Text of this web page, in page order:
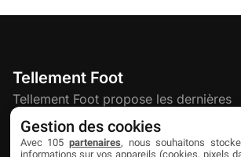
Tellement Foot
Tellement Foot propose les dernières
actualités et nouveautés créatives
au football.
Gestion des cookies
Avec 105 partenaires, nous souhaitons
informations sur vos appareils (cookies, pixels